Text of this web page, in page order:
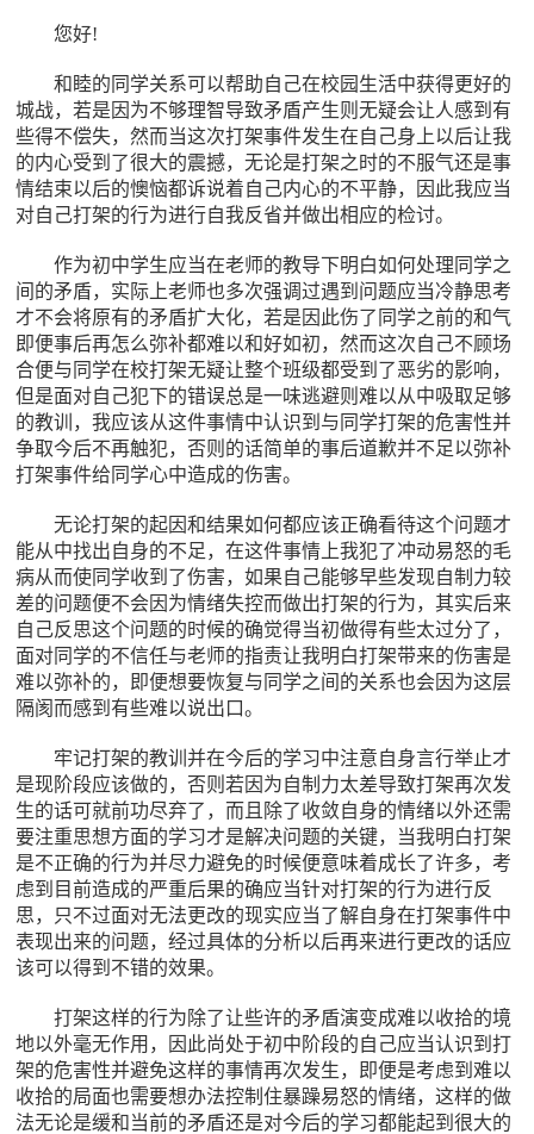
您好!
和睦的同学关系可以帮助自己在校园生活中获得更好的
城战，若是因为不够理智导致矛盾产生则无疑会让人感到有
些得不偿失，然而当这次打架事件发生在自己身上以后让我
的内心受到了很大的震撼，无论是打架之时的不服气还是事
情结束以后的懊恼都诉说着自己内心的不平静，因此我应当
对自己打架的行为进行自我反省并做出相应的检讨。
作为初中学生应当在老师的教导下明白如何处理同学之
间的矛盾，实际上老师也多次强调过遇到问题应当冷静思考
才不会将原有的矛盾扩大化，若是因此伤了同学之前的和气
即便事后再怎么弥补都难以和好如初，然而这次自己不顾场
合便与同学在校打架无疑让整个班级都受到了恶劣的影响，
但是面对自己犯下的错误总是一味逃避则难以从中吸取足够
的教训，我应该从这件事情中认识到与同学打架的危害性并
争取今后不再触犯，否则的话简单的事后道歉并不足以弥补
打架事件给同学心中造成的伤害。
无论打架的起因和结果如何都应该正确看待这个问题才
能从中找出自身的不足，在这件事情上我犯了冲动易怒的毛
病从而使同学收到了伤害，如果自己能够早些发现自制力较
差的问题便不会因为情绪失控而做出打架的行为，其实后来
自己反思这个问题的时候的确觉得当初做得有些太过分了，
面对同学的不信任与老师的指责让我明白打架带来的伤害是
难以弥补的，即便想要恢复与同学之间的关系也会因为这层
隔阂而感到有些难以说出口。
牢记打架的教训并在今后的学习中注意自身言行举止才
是现阶段应该做的，否则若因为自制力太差导致打架再次发
生的话可就前功尽弃了，而且除了收敛自身的情绪以外还需
要注重思想方面的学习才是解决问题的关键，当我明白打架
是不正确的行为并尽力避免的时候便意味着成长了许多，考
虑到目前造成的严重后果的确应当针对打架的行为进行反
思，只不过面对无法更改的现实应当了解自身在打架事件中
表现出来的问题，经过具体的分析以后再来进行更改的话应
该可以得到不错的效果。
打架这样的行为除了让些许的矛盾演变成难以收拾的境
地以外毫无作用，因此尚处于初中阶段的自己应当认识到打
架的危害性并避免这样的事情再次发生，即便是考虑到难以
收拾的局面也需要想办法控制住暴躁易怒的情绪，这样的做
法无论是缓和当前的矛盾还是对今后的学习都能起到很大的